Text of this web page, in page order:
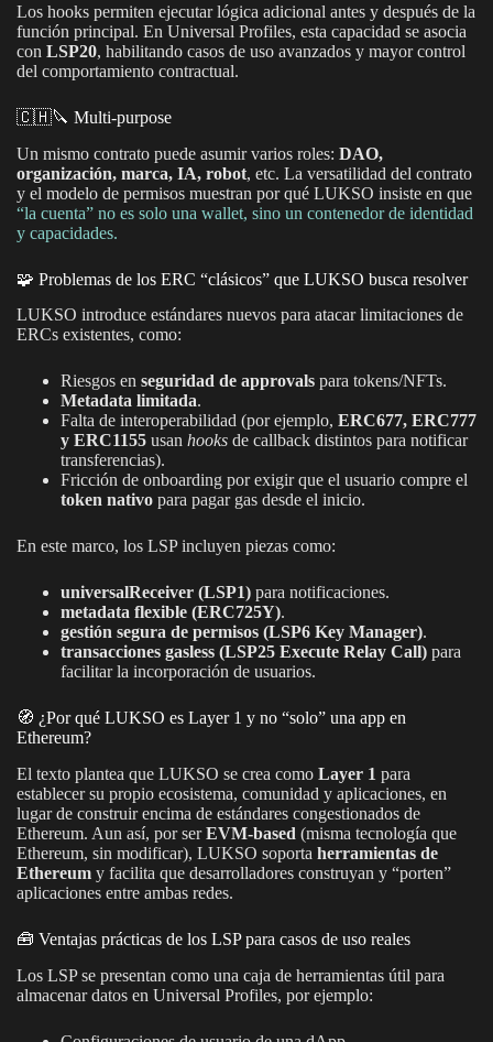
Los hooks permiten ejecutar lógica adicional antes y después de la
función principal. En Universal Profiles, esta capacidad se asocia
con LSP20, habilitando casos de uso avanzados y mayor control
del comportamiento contractual.
🇨🇭🔪 Multi-purpose
Un mismo contrato puede asumir varios roles: DAO,
organización, marca, IA, robot, etc. La versatilidad del contrato
y el modelo de permisos muestran por qué LUKSO insiste en que
“la cuenta” no es solo una wallet, sino un contenedor de identidad
y capacidades.
🧩 Problemas de los ERC “clásicos” que LUKSO busca resolver
LUKSO introduce estándares nuevos para atacar limitaciones de
ERCs existentes, como:
Riesgos en seguridad de approvals para tokens/NFTs.
Metadata limitada.
Falta de interoperabilidad (por ejemplo, ERC677, ERC777
y ERC1155 usan hooks de callback distintos para notificar
transferencias).
Fricción de onboarding por exigir que el usuario compre el
token nativo para pagar gas desde el inicio.
En este marco, los LSP incluyen piezas como:
universalReceiver (LSP1) para notificaciones.
metadata flexible (ERC725Y).
gestión segura de permisos (LSP6 Key Manager).
transacciones gasless (LSP25 Execute Relay Call) para
facilitar la incorporación de usuarios.
🧭 ¿Por qué LUKSO es Layer 1 y no “solo” una app en
Ethereum?
El texto plantea que LUKSO se crea como Layer 1 para
establecer su propio ecosistema, comunidad y aplicaciones, en
lugar de construir encima de estándares congestionados de
Ethereum. Aun así, por serEVM-based (misma tecnología que
Ethereum, sin modificar), LUKSO soporta herramientas de
Ethereum y facilita que desarrolladores construyan y “porten”
aplicaciones entre ambas redes.
🧰 Ventajas prácticas de los LSP para casos de uso reales
Los LSP se presentan como una caja de herramientas útil para
almacenar datos en Universal Profiles, por ejemplo: